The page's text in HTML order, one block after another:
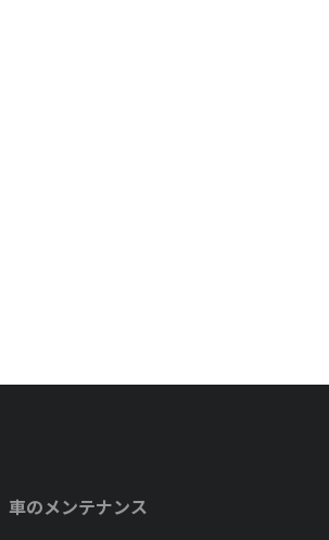
車のメンテナンス